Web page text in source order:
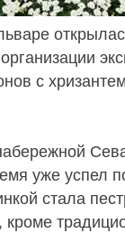
с
уже успел
стала
кроме